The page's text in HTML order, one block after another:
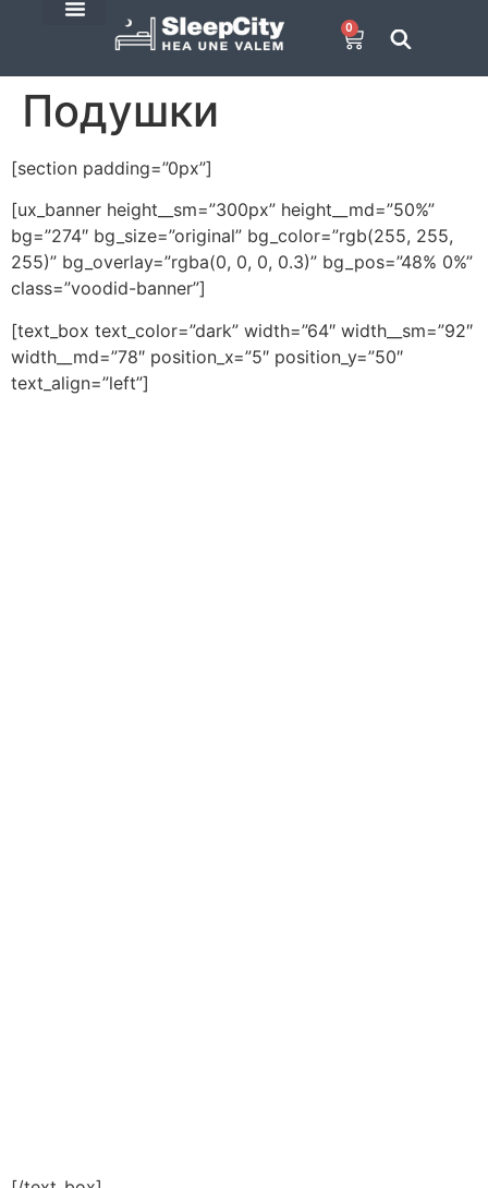
0
Подушки
[section padding=”0px”]
[ux_banner height__sm=”300px” height__md=”50%”
bg=”274″ bg_size=”original” bg_color=”rgb(255, 255,
255)” bg_overlay=”rgba(0, 0, 0, 0.3)” bg_pos=”48% 0%”
class=”voodid-banner”]
[text_box text_color=”dark” width=”64″ width__sm=”92″
width__md=”78″ position_x=”5″ position_y=”50″
text_align=”left”]